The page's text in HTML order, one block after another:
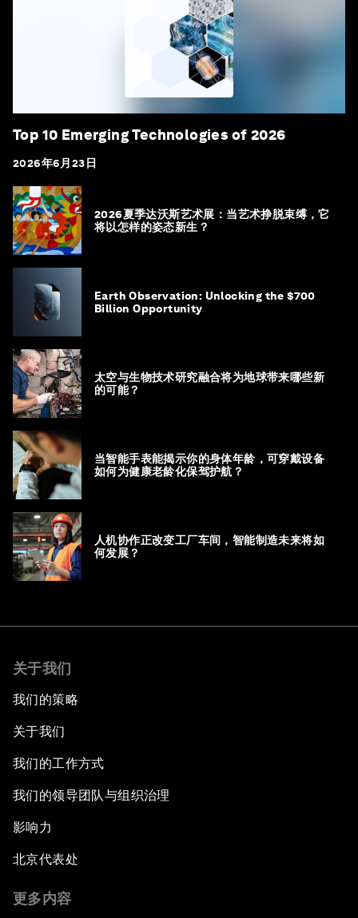
Top 10 Emerging Technologies of 2026
2026年6月23日
2026夏季达沃斯艺术展：当艺术挣脱束缚，它
将以怎样的姿态新生？
Earth Observation: Unlocking the $700
Billion Opportunity
太空与生物技术研究融合将为地球带来哪些新
的可能？
当智能手表能揭示你的身体年龄，可穿戴设备
如何为健康老龄化保驾护航？
人机协作正改变工厂车间，智能制造未来将如
何发展？
关于我们
我们的策略
关于我们
我们的工作方式
我们的领导团队与组织治理
影响力
北京代表处
更多内容